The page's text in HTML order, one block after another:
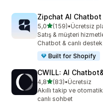
Zipchat AI
5,05 yıldız üzerinden
(159)
toplam 159•Ücretsiz
Satış & müşteri
Chatbot & canlı destek
Built for Shopify
CWILL: AI
4,85 yıldız üzerinden
(83)
toplam 83•Ücretsiz
Akıllı takip ve otomatik
canlı sohbet